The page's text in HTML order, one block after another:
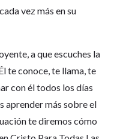
vez más en su
a que escuches la
te conoce, te llama, te
con él todos los días
aprender más sobre el
te diremos cómo